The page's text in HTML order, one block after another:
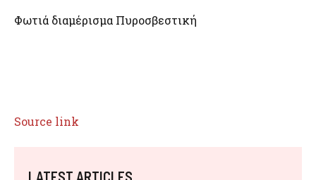
Φωτιά διαμέρισμα Πυροσβεστική
Source link
LATEST ARTICLES